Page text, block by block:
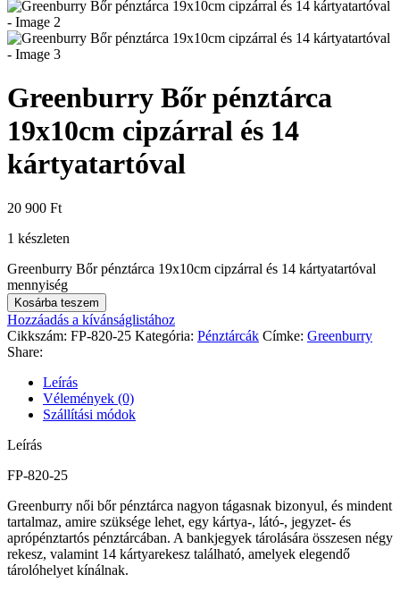
Greenburry Bőr pénztárca
19x10cm cipzárral és 14
kártyatartóval
20 900 Ft
1 készleten
Greenburry Bőr pénztárca 19x10cm cipzárral és 14 kártyatartóval
mennyiség
Kosárba teszem
Hozzáadás a kívánságlistához
Cikkszám: FP-820-25 Kategória: Pénztárcák Címke: Greenburry
Share:
Leírás
Vélemények (0)
Szállítási módok
Leírás
FP-820-25
Greenburry női bőr pénztárca nagyon tágasnak bizonyul, és mindent
tartalmaz, amire szüksége lehet, egy kártya-, látó-, jegyzet- és
aprópénztartós pénztárcában. A bankjegyek tárolására összesen négy
rekesz, valamint 14 kártyarekesz található, amelyek elegendő
tárolóhelyet kínálnak.